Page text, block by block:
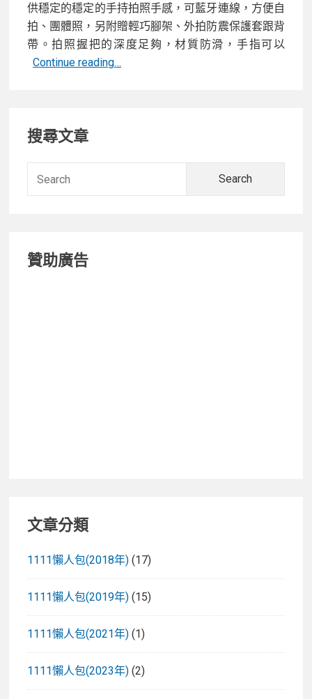
供穩定的穩定的手持拍照手感，可藍牙連線，方便自
拍、團體照，另附贈輕巧腳架、外拍防震保護套跟背
帶。拍照握把的深度足夠，材質防滑，手指可以
Continue reading…
Primary
Sidebar
搜尋文章
贊助廣告
文章分類
1111懶人包(2018年) (17)
1111懶人包(2019年) (15)
1111懶人包(2021年) (1)
1111懶人包(2023年) (2)